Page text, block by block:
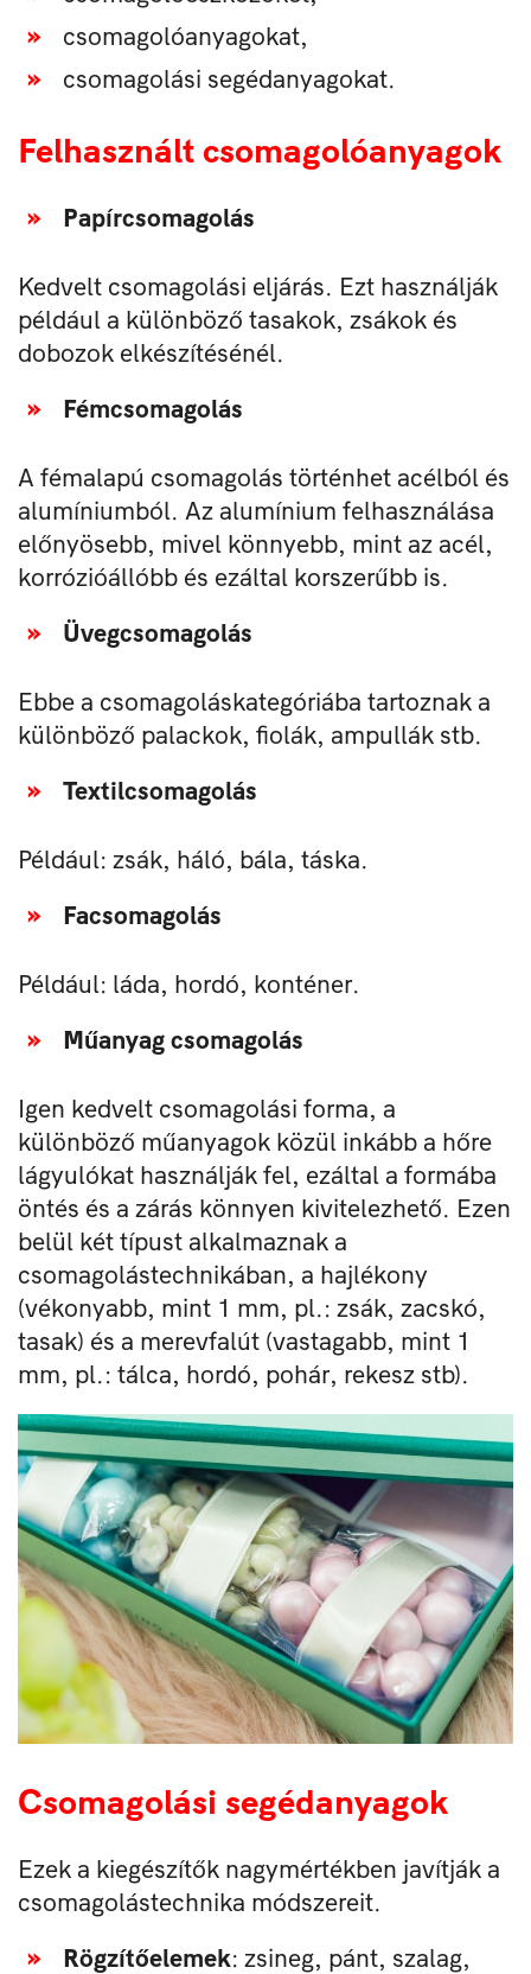
csomagolóanyagokat,
csomagolási segédanyagokat.
Felhasznált csomagolóanyagok
Papírcsomagolás
Kedvelt csomagolási eljárás. Ezt használják
például a különböző tasakok, zsákok és
dobozok elkészítésénél.
Fémcsomagolás
A fémalapú csomagolás történhet acélból és
alumíniumból. Az alumínium felhasználása
előnyösebb, mivel könnyebb, mint az acél,
korrózióállóbb és ezáltal korszerűbb is.
Üvegcsomagolás
Ebbe a csomagoláskategóriába tartoznak a
különböző palackok, fiolák, ampullák stb.
Textilcsomagolás
Például: zsák, háló, bála, táska.
Facsomagolás
Például: láda, hordó, konténer.
Műanyag csomagolás
Igen kedvelt csomagolási forma, a
különböző műanyagok közül inkább a hőre
lágyulókat használják fel, ezáltal a formába
öntés és a zárás könnyen kivitelezhető. Ezen
belül két típust alkalmaznak a
csomagolástechnikában, a hajlékony
(vékonyabb, mint 1 mm, pl.: zsák, zacskó,
tasak) és a merevfalút (vastagabb, mint 1
mm, pl.: tálca, hordó, pohár, rekesz stb).
Csomagolási segédanyagok
Ezek a kiegészítők nagymértékben javítják a
csomagolástechnika módszereit.
Rögzítőelemek: zsineg, pánt, szalag,